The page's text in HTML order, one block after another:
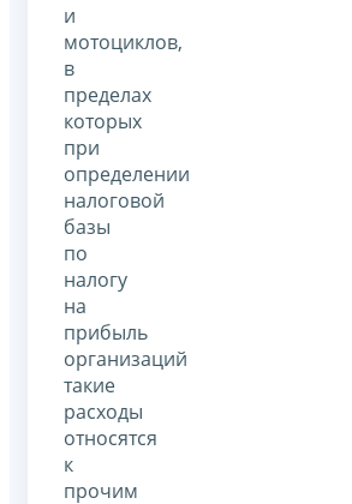
и
мотоциклов,
в
пределах
которых
при
определении
налоговой
базы
по
налогу
на
прибыль
организаций
такие
расходы
относятся
к
прочим